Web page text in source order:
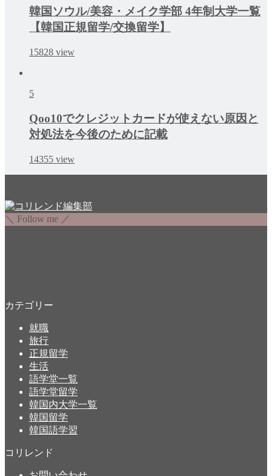
韓国ソウル/美容・メイク学部 4年制大学一覧
【韓国正規留学/交換留学】
15828 view
5
Qoo10でクレジットカードが使えない原因と
対処法を今後のために記載
14355 view
＼ Follow me ／
カテゴリー
就職
旅行
正規留学
生活
語学堂一覧
語学堂留学
韓国内大学一覧
韓国留学
韓国語学習
コリレンド